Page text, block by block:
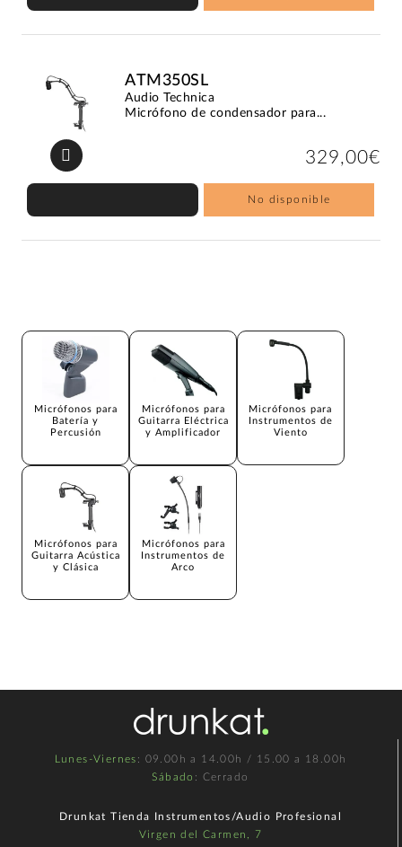
ATM350SL
Audio Technica
Micrófono de condensador para...
329,00€
No disponible
Micrófonos para
Batería y
Percusión
Micrófonos para
Guitarra Eléctrica
y Amplificador
Micrófonos para
Instrumentos de
Viento
Micrófonos para
Guitarra Acústica
y Clásica
Micrófonos para
Instrumentos de
Arco
Lunes-Viernes : 09.00h a 14.00h / 15.00 a 18.00h
Sábado : Cerrado
Drunkat Tienda Instrumentos/Audio Profesional
Virgen del Carmen, 7